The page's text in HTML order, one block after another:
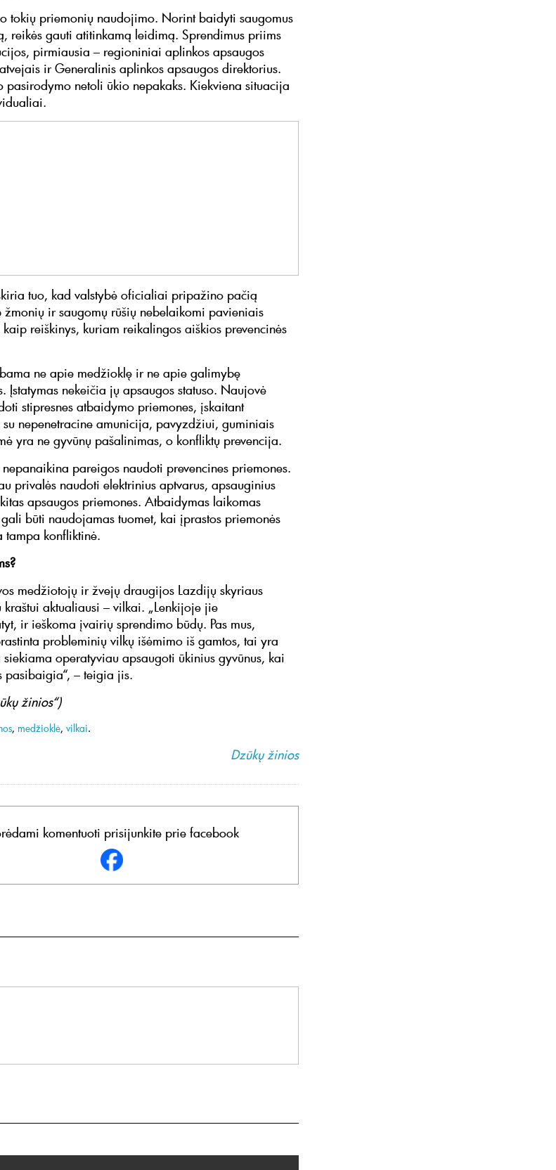
tokių priemonių naudojimo. Norint baidyti saugomus
reikės gauti atitinkamą leidimą. Sprendimus priims
pirmiausia – regioniniai aplinkos apsaugos
ir Generalinis aplinkos apsaugos direktorius.
pasirodymo netoli ūkio nepakaks. Kiekviena situacija
tuo, kad valstybė oficialiai pripažino pačią
ir saugomų rūšių nebelaikomi pavieniais
reiškinys, kuriam reikalingos aiškios prevencinės
ne apie medžioklę ir ne apie galimybę
Įstatymas nekeičia jų apsaugos statuso. Naujovė
stipresnes atbaidymo priemones, įskaitant
su nepenetracine amunicija, pavyzdžiui, guminiais
yra ne gyvūnų pašalinimas, o konfliktų prevencija.
pareigos naudoti prevencines priemones.
privalės naudoti elektrinius aptvarus, apsauginius
apsaugos priemones. Atbaidymas laikomas
būti naudojamas tuomet, kai įprastos priemonės
tampa konfliktinė.
medžiotojų ir žvejų draugijos Lazdijų skyriaus
kraštui aktualiausi – vilkai. „Lenkijoje jie
ir ieškoma įvairių sprendimo būdų. Pas mus,
probleminių vilkų išėmimo iš gamtos, tai yra
operatyviau apsaugoti ūkinius gyvūnus, kai
pasibaigia“, – teigia jis.
žinios“)
, medžioklė, vilkai.
Dzūkų žinios
komentuoti prisijunkite prie facebook